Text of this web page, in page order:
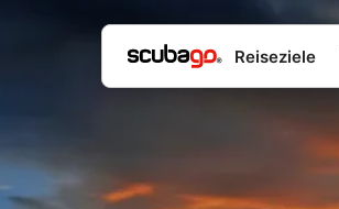
Reiseziele